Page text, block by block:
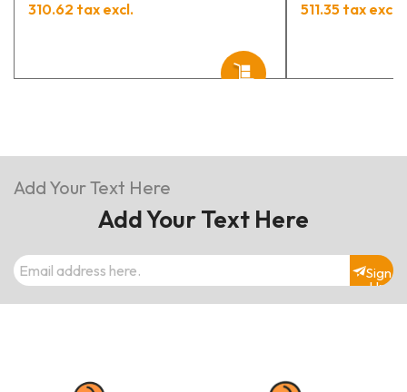
310.62 tax excl. 511.35 tax excl.
Add Your Text Here
Add Your Text Here
Sign
Up